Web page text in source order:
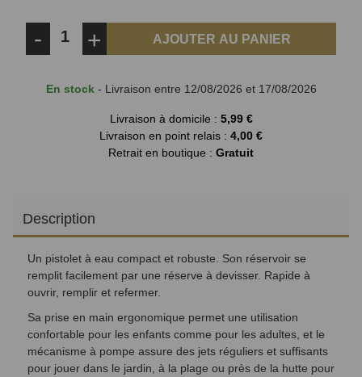
-
+ AJOUTER AU PANIER
En stock - Livraison entre 12/08/2026 et 17/08/2026
Livraison à domicile : 5,99 €
Livraison en point relais : 4,00 €
Retrait en boutique : Gratuit
Description
Un pistolet à eau compact et robuste. Son réservoir se
remplit facilement par une réserve à devisser. Rapide à
ouvrir, remplir et refermer.
Sa prise en main ergonomique permet une utilisation
confortable pour les enfants comme pour les adultes, et le
mécanisme à pompe assure des jets réguliers et suffisants
pour jouer dans le jardin, à la plage ou près de la hutte pour